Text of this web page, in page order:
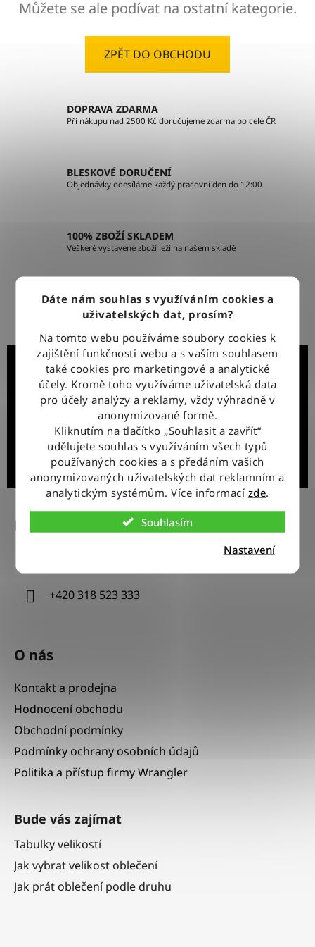
Dáte nám souhlas s využíváním cookies a
uživatelských dat, prosím?
Na tomto webu používáme soubory cookies k
zajištění funkčnosti webu a s vaším souhlasem
také cookies pro marketingové a analytické
účely. Kromě toho využíváme uživatelská data
pro účely analýzy a reklamy, vždy výhradně v
anonymizované formě.
Kliknutím na tlačítko „Souhlasit a zavřít“
udělujete souhlas s využíváním všech typů
používaných cookies a s předáním vašich
anonymizovaných uživatelských dat reklamním a
analytickým systémům. Více informací zde.
Souhlasím
Nastavení
Můžete se ale podívat na ostatní kategorie.
ZPĚT DO OBCHODU
DOPRAVA ZDARMA
Při nákupu nad 2500 Kč doručujeme zdarma po celé ČR
BLESKOVÉ DORUČENÍ
Objednávky odesíláme každý pracovní den do 12:00
100% ZBOŽÍ SKLADEM
Veškeré vystavené zboží leží na našem skladě
VÝMĚNA ZBOŽÍ ZDARMA
Nevyhovující zboží zdarma vyměníme do 14 dnů od jeho
doručení
Získejte slevu 100 Kč na první objednávku!
Přibližně 1x měsíčně vás informujeme o novinkách nebo
zajímavých akcích. Přihlášením souhlasíte se zasíláním
obchodních sdělení a se zpracováním osobních údajů.
Kdykoliv se můžete odhlásit.
Přihlásit se k odběru
Z
Kontakt
+420 318 523 333
O nás
Kontakt a prodejna
Hodnocení obchodu
Obchodní podmínky
Podmínky ochrany osobních údajů
Politika a přístup firmy Wrangler
Bude vás zajímat
Tabulky velikostí
Jak vybrat velikost oblečení
Jak prát oblečení podle druhu